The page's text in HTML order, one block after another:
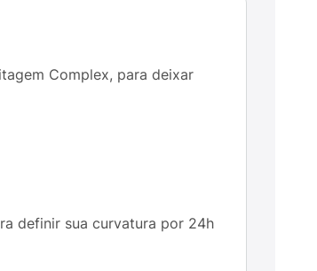
Complex, para deixar
definir sua curvatura por 24h